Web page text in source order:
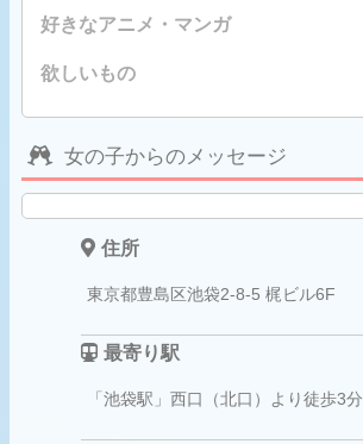
好きなアニメ・マンガ
欲しいもの
女の子からのメッセージ
住所
東京都豊島区池袋2-8-5 梶ビル6F
最寄り駅
「池袋駅」西口（北口）より徒歩3分